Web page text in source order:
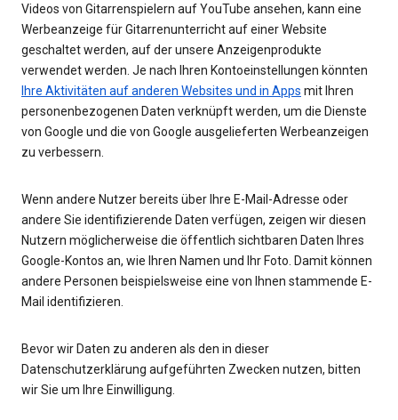
Videos von Gitarrenspielern auf YouTube ansehen, kann eine
Werbeanzeige für Gitarrenunterricht auf einer Website
geschaltet werden, auf der unsere Anzeigenprodukte
verwendet werden. Je nach Ihren Kontoeinstellungen könnten
Ihre Aktivitäten auf anderen Websites und in Apps mit Ihren
personenbezogenen Daten verknüpft werden, um die Dienste
von Google und die von Google ausgelieferten Werbeanzeigen
zu verbessern.
Wenn andere Nutzer bereits über Ihre E-Mail-Adresse oder
andere Sie identifizierende Daten verfügen, zeigen wir diesen
Nutzern möglicherweise die öffentlich sichtbaren Daten Ihres
Google-Kontos an, wie Ihren Namen und Ihr Foto. Damit können
andere Personen beispielsweise eine von Ihnen stammende E-
Mail identifizieren.
Bevor wir Daten zu anderen als den in dieser
Datenschutzerklärung aufgeführten Zwecken nutzen, bitten
wir Sie um Ihre Einwilligung.